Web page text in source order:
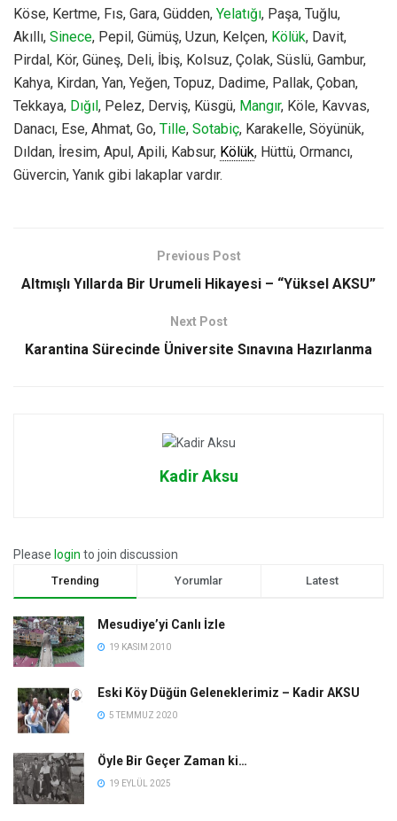
Köse, Kertme, Fıs, Gara, Güdden, Yelatığı, Paşa, Tuğlu,
Akıllı, Sinece, Pepil, Gümüş, Uzun, Kelçen, Kölük, Davit,
Pirdal, Kör, Güneş, Deli, İbiş, Kolsuz, Çolak, Süslü, Gambur,
Kahya, Kirdan, Yan, Yeğen, Topuz, Dadime, Pallak, Çoban,
Tekkaya, Dığıl, Pelez, Derviş, Küsgü, Mangır, Köle, Kavvas,
Danacı, Ese, Ahmat, Go, Tille, Sotabiç, Karakelle, Söyünük,
Dıldan, İresim, Apul, Apili, Kabsur, Kölük, Hüttü, Ormancı,
Güvercin, Yanık gibi lakaplar vardır.
Previous Post
Altmışlı Yıllarda Bir Urumeli Hikayesi – “Yüksel AKSU”
Next Post
Karantina Sürecinde Üniversite Sınavına Hazırlanma
Kadir Aksu
Please login to join discussion
Trending Yorumlar Latest
Mesudiye’yi Canlı İzle
19 KASIM 2010
Eski Köy Düğün Geleneklerimiz – Kadir AKSU
5 TEMMUZ 2020
Öyle Bir Geçer Zaman ki…
19 EYLÜL 2025